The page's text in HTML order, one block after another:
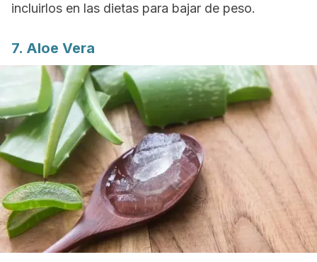
incluirlos en las dietas para bajar de peso.
7. Aloe Vera